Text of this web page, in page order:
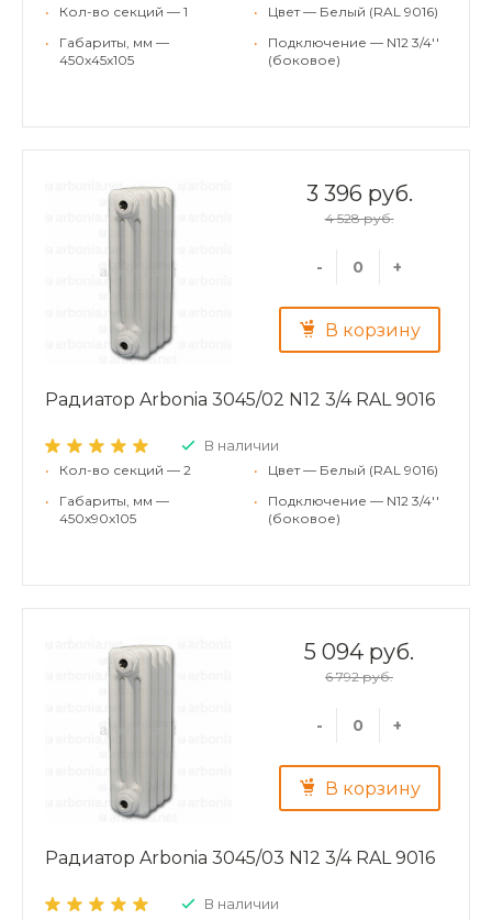
•
Кол-во секций — 1
•
Габариты, мм —
450x45x105
•
Цвет — Белый (RAL 9016)
•
Подключение — N12 3/4''
(боковое)
3 396 руб.
4 528 руб.
- +
В корзину
Радиатор Arbonia 3045/02 N12 3/4 RAL 9016
В наличии
•
Кол-во секций — 2
•
Габариты, мм —
450x90x105
•
Цвет — Белый (RAL 9016)
•
Подключение — N12 3/4''
(боковое)
5 094 руб.
6 792 руб.
- +
В корзину
Радиатор Arbonia 3045/03 N12 3/4 RAL 9016
В наличии